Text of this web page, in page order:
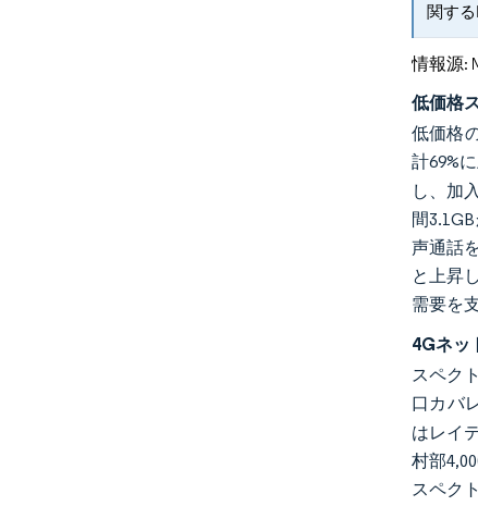
関す
情報源:
低価格
低価格
計69%
し、加
間
声通話
と上昇
需要を
4Gネッ
スペク
口カバ
はレイ
村部
スペク